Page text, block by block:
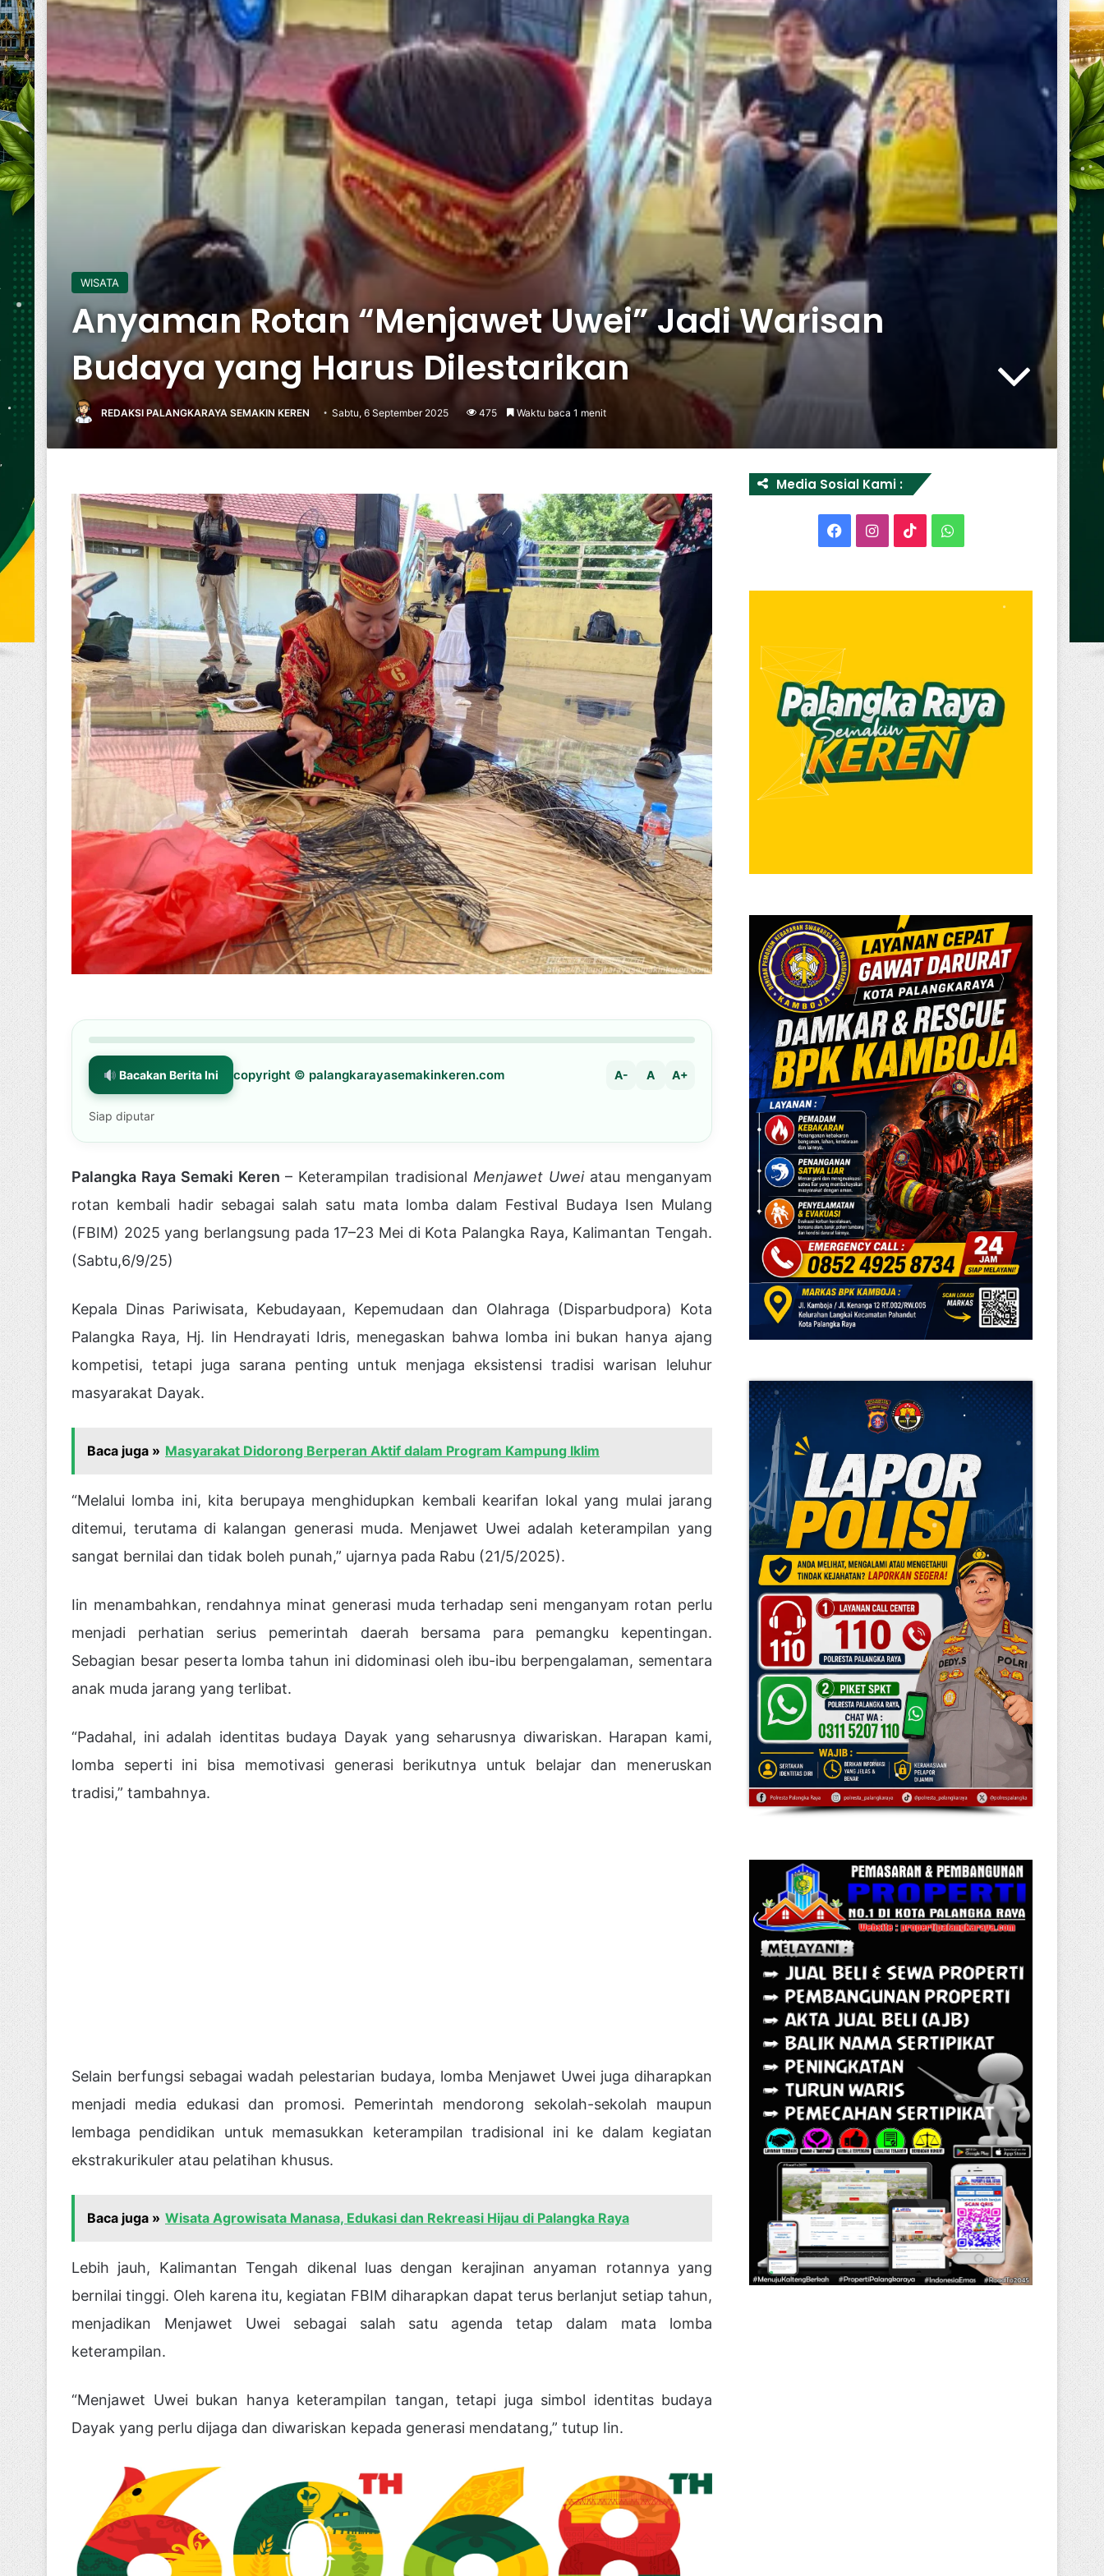
WISATA
Anyaman Rotan “Menjawet Uwei” Jadi Warisan
Budaya yang Harus Dilestarikan
REDAKSI PALANGKARAYA SEMAKIN KEREN Sabtu, 6 September 2025 475 Waktu baca 1 menit
Bacakan Berita Ini copyright © palangkarayasemakinkeren.com A- A A+
Siap diputar
Palangka Raya Semaki Keren – Keterampilan tradisional Menjawet Uweiatau menganyam
rotan kembali hadir sebagai salah satu mata lomba dalam Festival Budaya Isen Mulang
(FBIM) 2025 yang berlangsung pada 17–23 Mei di Kota Palangka Raya, Kalimantan Tengah.
(Sabtu,6/9/25)
Kepala Dinas Pariwisata, Kebudayaan, Kepemudaan dan Olahraga (Disparbudpora) Kota
Palangka Raya, Hj. Iin Hendrayati Idris, menegaskan bahwa lomba ini bukan hanya ajang
kompetisi, tetapi juga sarana penting untuk menjaga eksistensi tradisi warisan leluhur
masyarakat Dayak.
Baca juga » Masyarakat Didorong Berperan Aktif dalam Program Kampung Iklim
“Melalui lomba ini, kita berupaya menghidupkan kembali kearifan lokal yang mulai jarang
ditemui, terutama di kalangan generasi muda. Menjawet Uwei adalah keterampilan yang
sangat bernilai dan tidak boleh punah,” ujarnya pada Rabu (21/5/2025).
Iin menambahkan, rendahnya minat generasi muda terhadap seni menganyam rotan perlu
menjadi perhatian serius pemerintah daerah bersama para pemangku kepentingan.
Sebagian besar peserta lomba tahun ini didominasi oleh ibu-ibu berpengalaman, sementara
anak muda jarang yang terlibat.
“Padahal, ini adalah identitas budaya Dayak yang seharusnya diwariskan. Harapan kami,
lomba seperti ini bisa memotivasi generasi berikutnya untuk belajar dan meneruskan
tradisi,” tambahnya.
Selain berfungsi sebagai wadah pelestarian budaya, lomba Menjawet Uwei juga diharapkan
menjadi media edukasi dan promosi. Pemerintah mendorong sekolah-sekolah maupun
lembaga pendidikan untuk memasukkan keterampilan tradisional ini ke dalam kegiatan
ekstrakurikuler atau pelatihan khusus.
Baca juga » Wisata Agrowisata Manasa, Edukasi dan Rekreasi Hijau di Palangka Raya
Lebih jauh, Kalimantan Tengah dikenal luas dengan kerajinan anyaman rotannya yang
bernilai tinggi. Oleh karena itu, kegiatan FBIM diharapkan dapat terus berlanjut setiap tahun,
menjadikan Menjawet Uwei sebagai salah satu agenda tetap dalam mata lomba
keterampilan.
“Menjawet Uwei bukan hanya keterampilan tangan, tetapi juga simbol identitas budaya
Dayak yang perlu dijaga dan diwariskan kepada generasi mendatang,” tutup Iin.
Media Sosial Kami :
FacebookInstagram
TikTokWhatsApp